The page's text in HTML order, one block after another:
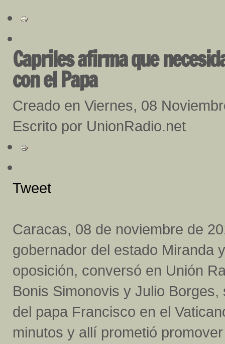
Capriles afirma que
con el Papa
Creado en Viernes, 08
Escrito por UnionRadio.net
Tweet
Caracas, 08 de noviembre de
gobernador del estado Miranda
oposición, conversó en Unión
Bonis Simonovis y Julio Borges,
del papa Francisco en el
minutos y allí prometió